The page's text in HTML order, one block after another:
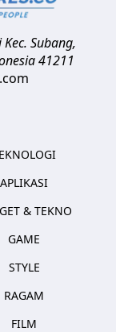
Kec. Subang,
41211
APLIKASI
& TEKNO
GAME
STYLE
RAGAM
FILM